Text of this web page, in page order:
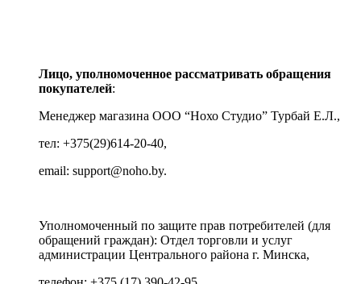
Лицо, уполномоченное рассматривать обращения
покупателей:
Менеджер магазина ООО “Нохо Студио” Турбай Е.Л.,
тел: +375(29)614-20-40,
email: support@noho.by.
Уполномоченный по защите прав потребителей (для
обращений граждан): Отдел торговли и услуг
администрации Центрального района г. Минска,